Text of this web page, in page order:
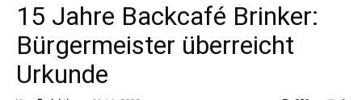
15 Jahre Backcafé Brinker:
Bürgermeister überreicht
Urkunde